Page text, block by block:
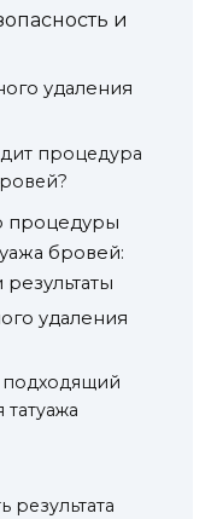
и
удаления
процедура
процедуры
бровей:
удаления
подходящий
результата